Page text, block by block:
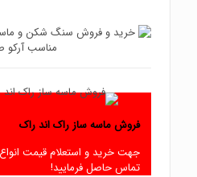
فروش ماسه ساز راک اند راک
جهت خرید و استعلام قیمت
تماس حاصل فرمایید!